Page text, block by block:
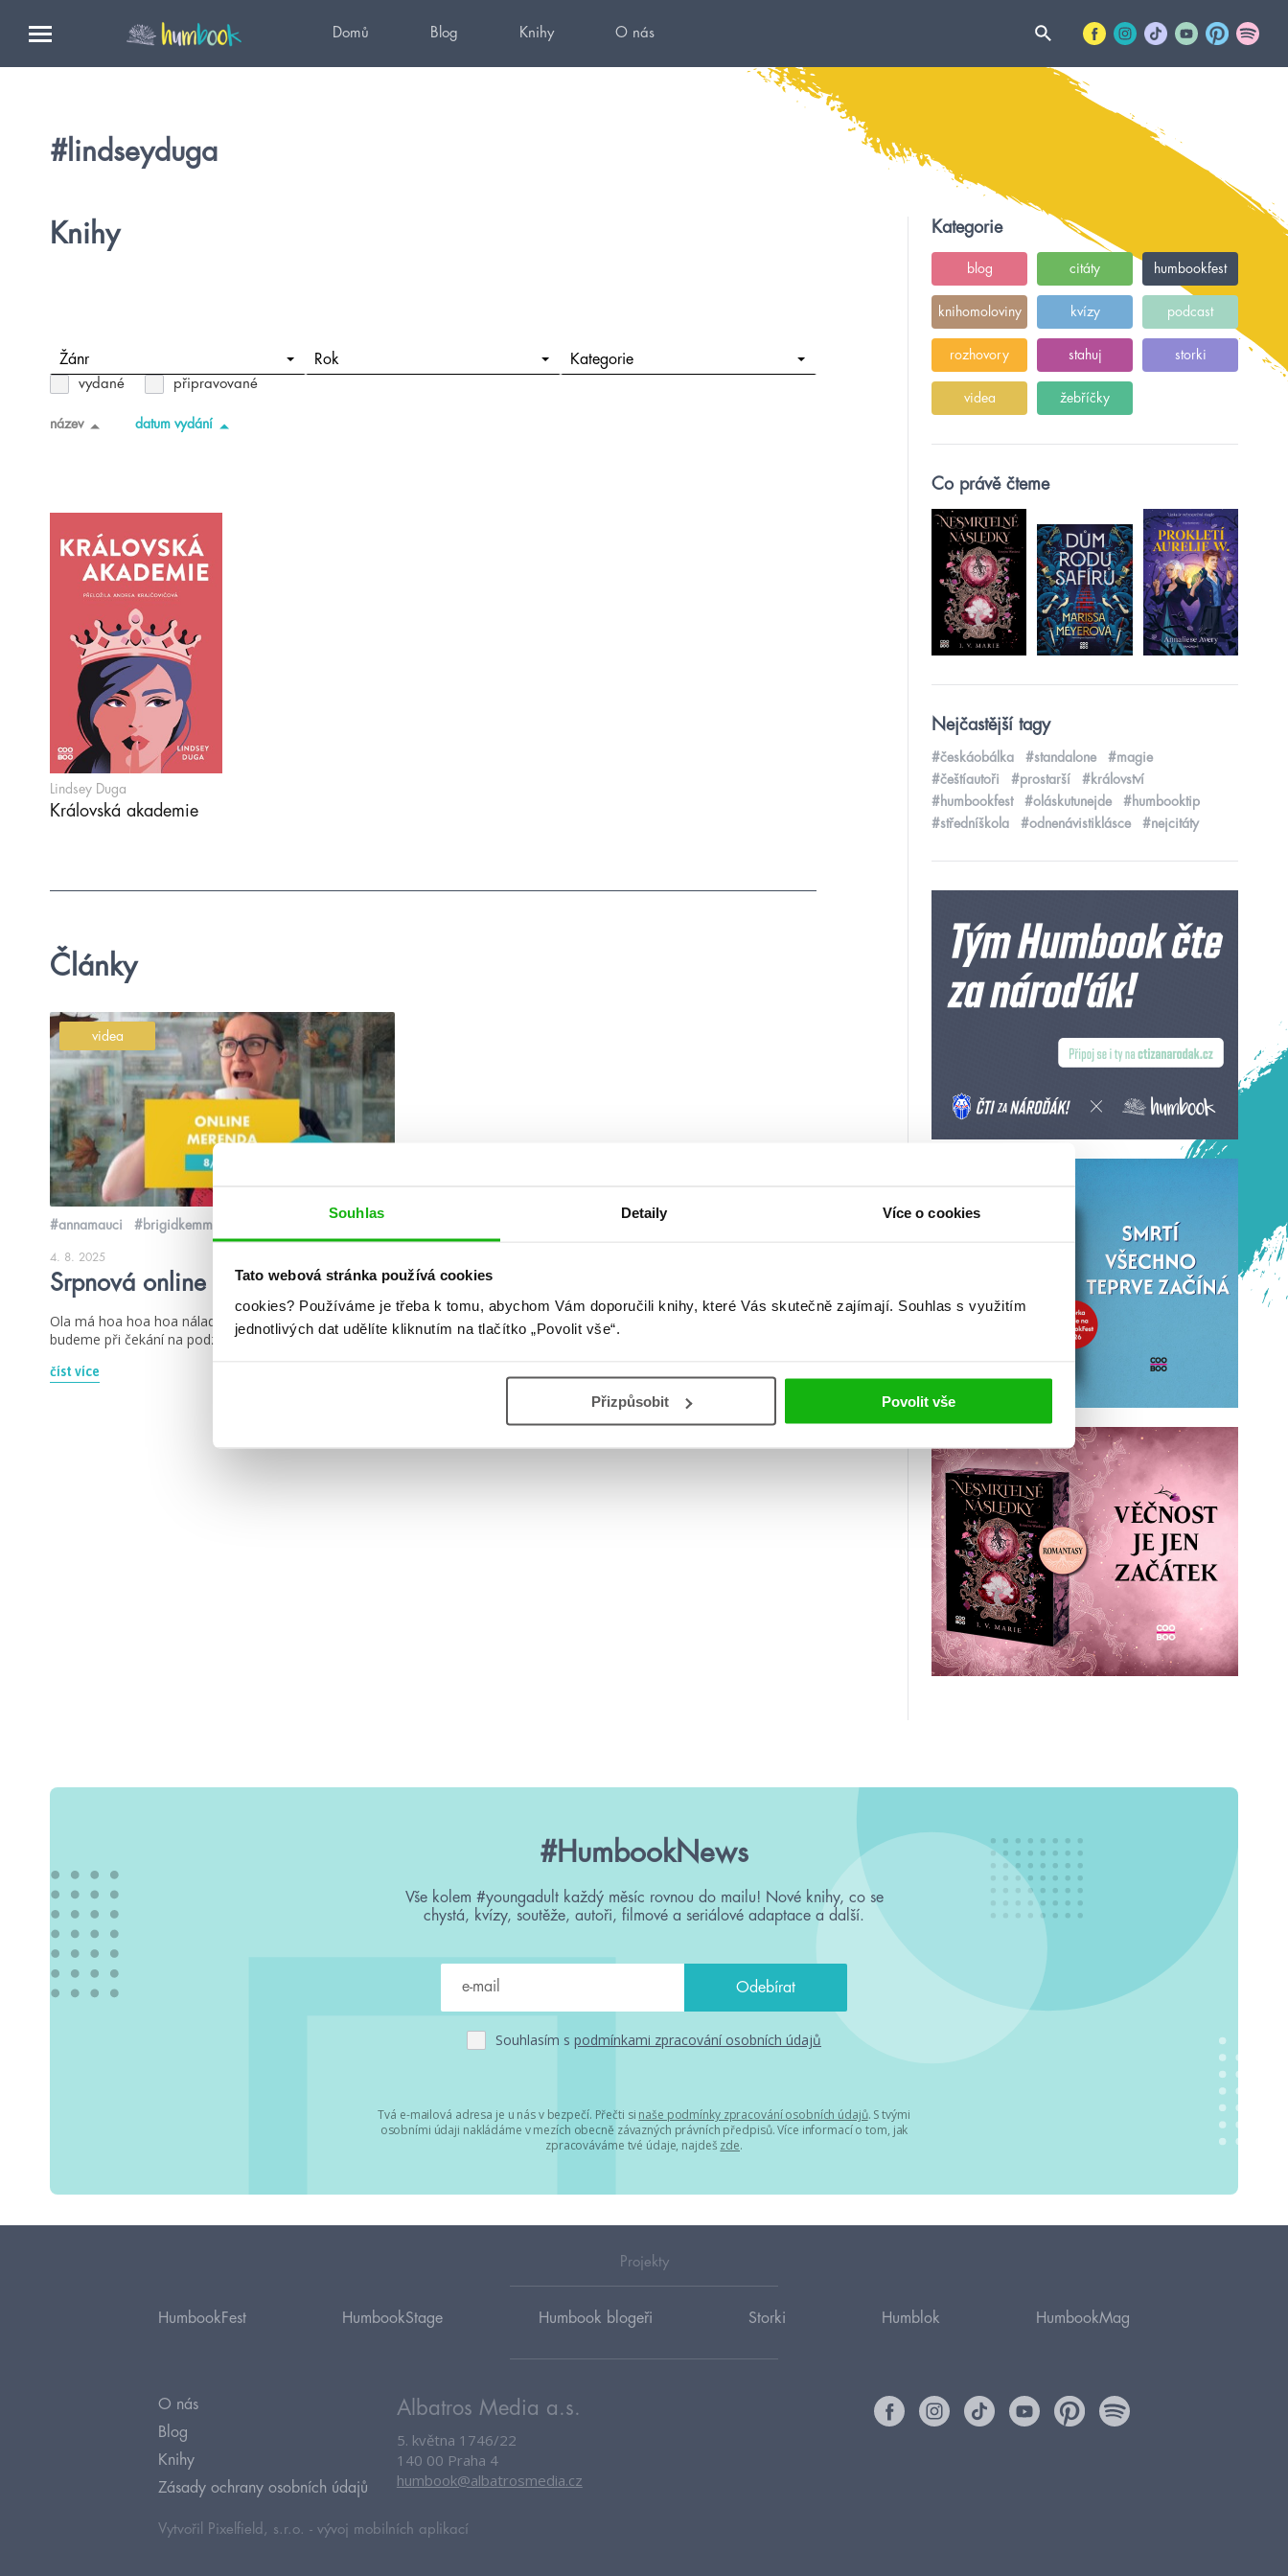
Souhlas Detaily Více o cookies
Tato webová stránka používá cookies
cookies? Používáme je třeba k tomu, abychom Vám doporučili knihy, které Vás skutečně zajímají. Souhlas s využitím
jednotlivých dat udělíte kliknutím na tlačítko „Povolit vše“.
Přizpůsobit Povolit vše
Domů Blog Knihy O nás
#lindseyduga
Knihy
Žánr Rok Kategorie
vydané připravované
název datum vydání
Lindsey Duga
Královská akademie
Články
videa
#annamauci #brigidkemmerer
4. 8. 2025
Srpnová online merenda 2025
Ola má hoa hoa hoa náladu v srpnu a řekne vám, co
budeme při čekání na podzim číst.
číst více
Kategorie
blog citáty humbookfest
knihomoloviny kvízy podcast
rozhovory stahuj storki
videa žebříčky
Co právě čteme
Nejčastější tagy
#českáobálka #standalone
#magie
#češtíautoři
#prostarší
#království
#humbookfest
#oláskutunejde
#humbooktip
#středníškola
#odnenávistiklásce #nejcitáty
#HumbookNews
Vše kolem #youngadult každý měsíc rovnou do mailu! Nové knihy, co se
chystá, kvízy, soutěže, autoři, filmové a seriálové adaptace a další.
Souhlasím s podmínkami zpracování osobních údajů
Tvá e-mailová adresa je u nás v bezpečí. Přečti si naše podmínky zpracování osobních údajů. S tvými
osobními údaji nakládáme v mezích obecně závazných právních předpisů. Více informací o tom, jak
zpracováváme tvé údaje, najdeš zde.
Projekty
HumbookFest HumbookStage Humbook blogeři Storki Humblok HumbookMag
O nás
Blog
Knihy
Zásady ochrany osobních údajů
Albatros Media a.s.
5. května 1746/22
140 00 Praha 4
humbook@albatrosmedia.cz
Vytvořil Pixelfield, s.r.o. - vývoj mobilních aplikací